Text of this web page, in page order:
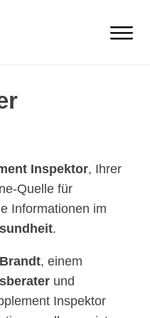
Inspektor, Ihrer
Quelle für
Informationen im
.
, einem
und
Inspektor